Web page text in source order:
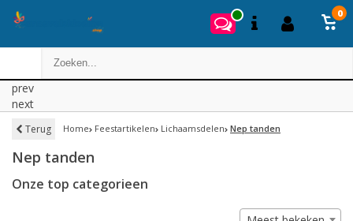
0
prev
next
Terug Home Feestartikelen Lichaamsdelen Nep tanden
Nep tanden
Onze top categorieen